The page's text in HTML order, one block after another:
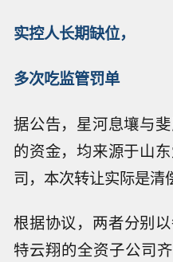
实控人长期缺位，
多次吃监管罚单
据公告，星河息壤与
的资金，均来源于山
司，本次转让实际是清
根据协议，两者分别
特云翔的全资子公司